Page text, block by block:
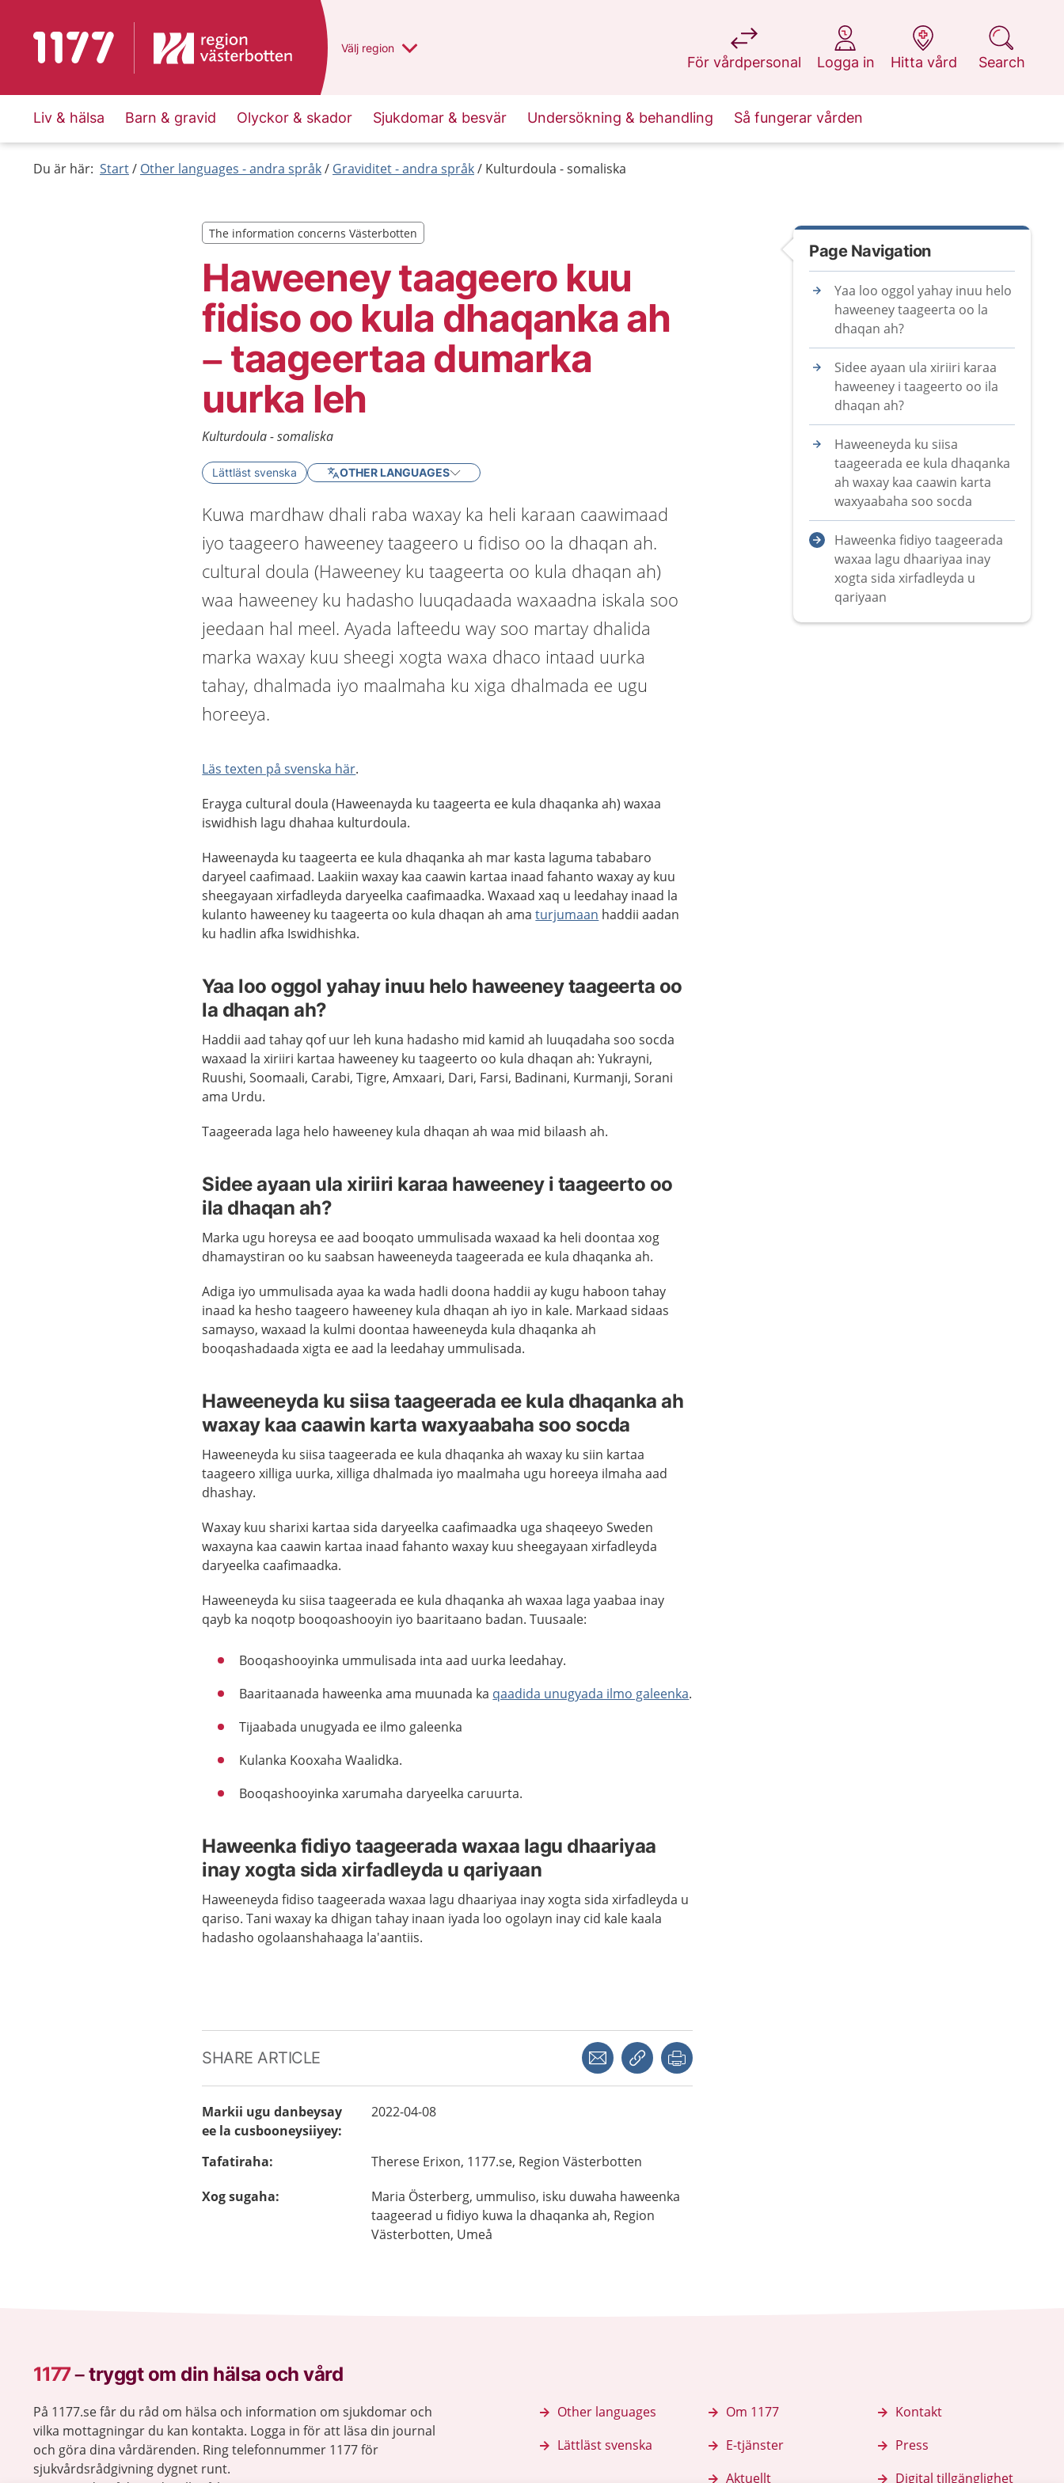
To start page for 1177 Du har valt region
Välj en annan
region
För vårdpersonal
at 1177.se
Logga in
at 1177.se
Hitta vård
at 1177.se
Search
at 1177.se
Liv & hälsa Barn & gravid Olyckor & skador Sjukdomar & besvär Undersökning & behandling Så fungerar vården
Du är här: Start Other languages - andra språk Graviditet - andra språk Kulturdoula - somaliska
Haweeney taageero kuu
fidiso oo kula dhaqanka ah
– taageertaa dumarka
uurka leh
Kulturdoula - somaliska
The information concerns Västerbotten
The information concerns Västerbotten
Lättläst svenska OTHER LANGUAGES
Kuwa mardhaw dhali raba waxay ka heli karaan caawimaad
iyo taageero haweeney taageero u fidiso oo la dhaqan ah.
cultural doula (Haweeney ku taageerta oo kula dhaqan ah)
waa haweeney ku hadasho luuqadaada waxaadna iskala soo
jeedaan hal meel. Ayada lafteedu way soo martay dhalida
marka waxay kuu sheegi xogta waxa dhaco intaad uurka
tahay, dhalmada iyo maalmaha ku xiga dhalmada ee ugu
horeeya.
Läs texten på svenska här.
Erayga cultural doula (Haweenayda ku taageerta ee kula dhaqanka ah) waxaa
iswidhish lagu dhahaa kulturdoula.
Haweenayda ku taageerta ee kula dhaqanka ah mar kasta laguma tababaro
daryeel caafimaad. Laakiin waxay kaa caawin kartaa inaad fahanto waxay ay kuu
sheegayaan xirfadleyda daryeelka caafimaadka. Waxaad xaq u leedahay inaad la
kulanto haweeney ku taageerta oo kula dhaqan ah amaturjumaan haddii aadan
ku hadlin afka Iswidhishka.
Yaa loo oggol yahay inuu helo haweeney taageerta oo
la dhaqan ah?
Haddii aad tahay qof uur leh kuna hadasho mid kamid ah luuqadaha soo socda
waxaad la xiriiri kartaa haweeney ku taageerto oo kula dhaqan ah: Yukrayni,
Ruushi, Soomaali, Carabi, Tigre, Amxaari, Dari, Farsi, Badinani, Kurmanji, Sorani
ama Urdu.
Taageerada laga helo haweeney kula dhaqan ah waa mid bilaash ah.
Sidee ayaan ula xiriiri karaa haweeney i taageerto oo
ila dhaqan ah?
Marka ugu horeysa ee aad booqato ummulisada waxaad ka heli doontaa xog
dhamaystiran oo ku saabsan haweeneyda taageerada ee kula dhaqanka ah.
Adiga iyo ummulisada ayaa ka wada hadli doona haddii ay kugu haboon tahay
inaad ka hesho taageero haweeney kula dhaqan ah iyo in kale. Markaad sidaas
samayso, waxaad la kulmi doontaa haweeneyda kula dhaqanka ah
booqashadaada xigta ee aad la leedahay ummulisada.
Haweeneyda ku siisa taageerada ee kula dhaqanka ah
waxay kaa caawin karta waxyaabaha soo socda
Haweeneyda ku siisa taageerada ee kula dhaqanka ah waxay ku siin kartaa
taageero xilliga uurka, xilliga dhalmada iyo maalmaha ugu horeeya ilmaha aad
dhashay.
Waxay kuu sharixi kartaa sida daryeelka caafimaadka uga shaqeeyo Sweden
waxayna kaa caawin kartaa inaad fahanto waxay kuu sheegayaan xirfadleyda
daryeelka caafimaadka.
Haweeneyda ku siisa taageerada ee kula dhaqanka ah waxaa laga yaabaa inay
qayb ka noqotp booqoashooyin iyo baaritaano badan. Tuusaale:
Booqashooyinka ummulisada inta aad uurka leedahay.
Baaritaanada haweenka ama muunada ka qaadida unugyada ilmo galeenka.
Tijaabada unugyada ee ilmo galeenka
Kulanka Kooxaha Waalidka.
Booqashooyinka xarumaha daryeelka caruurta.
Haweenka fidiyo taageerada waxaa lagu dhaariyaa
inay xogta sida xirfadleyda u qariyaan
Haweeneyda fidiso taageerada waxaa lagu dhaariyaa inay xogta sida xirfadleyda u
qariso. Tani waxay ka dhigan tahay inaan iyada loo ogolayn inay cid kale kaala
hadasho ogolaanshahaaga la'aantiis.
SHARE ARTICLE Share with a friend
Copy link
Markii ugu danbeysay
ee la cusbooneysiiyey:
2022-04-08
Tafatiraha: Therese Erixon, 1177.se, Region Västerbotten
Xog sugaha: Maria Österberg, ummuliso, isku duwaha haweenka
taageerad u fidiyo kuwa la dhaqanka ah, Region
Västerbotten, Umeå
Page Navigation
Yaa loo oggol yahay inuu helo
haweeney taageerta oo la
dhaqan ah?
Sidee ayaan ula xiriiri karaa
haweeney i taageerto oo ila
dhaqan ah?
Haweeneyda ku siisa
taageerada ee kula dhaqanka
ah waxay kaa caawin karta
waxyaabaha soo socda
Haweenka fidiyo taageerada
waxaa lagu dhaariyaa inay
xogta sida xirfadleyda u
qariyaan
1177–tryggt om din hälsa och vård
På 1177.se får du råd om hälsa och information om sjukdomar och
vilka mottagningar du kan kontakta. Logga in för att läsa din journal
och göra dina vårdärenden. Ring telefonnummer 1177 för
sjukvårdsrådgivning dygnet runt.
Other languages
Lättläst svenska
Om 1177
E-tjänster
Aktuellt
Kontakt
Press
Digital tillgänglighet